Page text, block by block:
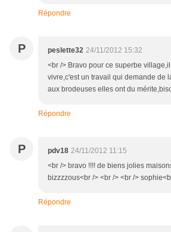
Répondre
P peslette32 24/11/2012 15:32
<br /> Bravo pour ce superbe
vivre,c'est un travail qui demande de
aux brodeuses elles ont du
Répondre
P pdv18 24/11/2012 11:15
<br /> bravo !!!! de biens jolies
bizzzzous<br /> <br /> <br />
Répondre